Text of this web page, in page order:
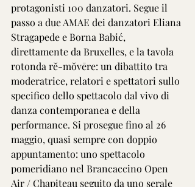
protagonisti 100 danzatori. Segue il
passo a due AMAE dei danzatori Eliana
Stragapede e Borna Babić,
direttamente da Bruxelles, e la tavola
rotonda rĕ-mŏvēre: un dibattito tra
moderatrice, relatori e spettatori sullo
specifico dello spettacolo dal vivo di
danza contemporanea e della
performance. Si prosegue fino al 26
maggio, quasi sempre con doppio
appuntamento: uno spettacolo
pomeridiano nel Brancaccino Open
Air / Chapiteau seguito da uno serale